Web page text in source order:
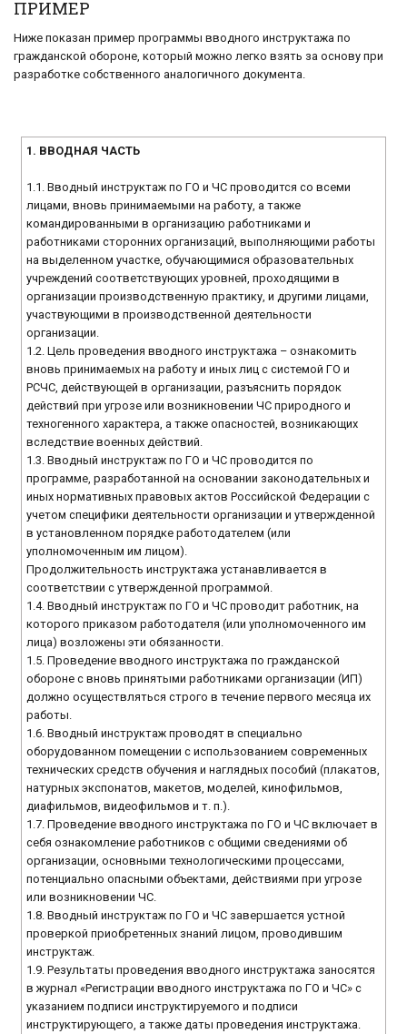
ПРИМЕР
Ниже показан пример программы вводного инструктажа по
гражданской обороне, который можно легко взять за основу при
разработке собственного аналогичного документа.
1. ВВОДНАЯ ЧАСТЬ
1.1. Вводный инструктаж по ГО и ЧС проводится со всеми
лицами, вновь принимаемыми на работу, а также
командированными в организацию работниками и
работниками сторонних организаций, выполняющими работы
на выделенном участке, обучающимися образовательных
учреждений соответствующих уровней, проходящими в
организации производственную практику, и другими лицами,
участвующими в производственной деятельности
организации.
1.2. Цель проведения вводного инструктажа – ознакомить
вновь принимаемых на работу и иных лиц с системой ГО и
РСЧС, действующей в организации, разъяснить порядок
действий при угрозе или возникновении ЧС природного и
техногенного характера, а также опасностей, возникающих
вследствие военных действий.
1.3. Вводный инструктаж по ГО и ЧС проводится по
программе, разработанной на основании законодательных и
иных нормативных правовых актов Российской Федерации с
учетом специфики деятельности организации и утвержденной
в установленном порядке работодателем (или
уполномоченным им лицом).
Продолжительность инструктажа устанавливается в
соответствии с утвержденной программой.
1.4. Вводный инструктаж по ГО и ЧС проводит работник, на
которого приказом работодателя (или уполномоченного им
лица) возложены эти обязанности.
1.5. Проведение вводного инструктажа по гражданской
обороне с вновь принятыми работниками организации (ИП)
должно осуществляться строго в течение первого месяца их
работы.
1.6. Вводный инструктаж проводят в специально
оборудованном помещении с использованием современных
технических средств обучения и наглядных пособий (плакатов,
натурных экспонатов, макетов, моделей, кинофильмов,
диафильмов, видеофильмов и т. п.).
1.7. Проведение вводного инструктажа по ГО и ЧС включает в
себя ознакомление работников с общими сведениями об
организации, основными технологическими процессами,
потенциально опасными объектами, действиями при угрозе
или возникновении ЧС.
1.8. Вводный инструктаж по ГО и ЧС завершается устной
проверкой приобретенных знаний лицом, проводившим
инструктаж.
1.9. Результаты проведения вводного инструктажа заносятся
в журнал «Регистрации вводного инструктажа по ГО и ЧС» с
указанием подписи инструктируемого и подписи
инструктирующего, а также даты проведения инструктажа.